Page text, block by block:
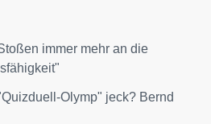
immer mehr an die
Olymp" jeck? Bernd